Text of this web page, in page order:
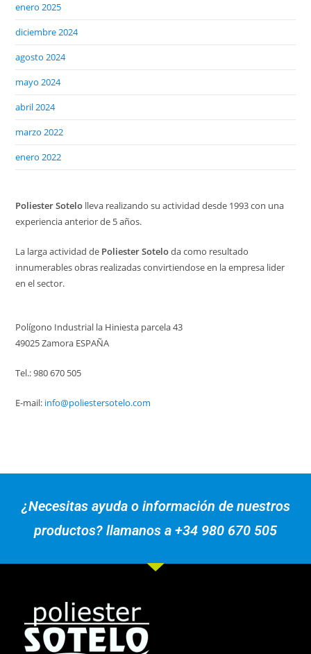
enero 2025
diciembre 2024
agosto 2024
mayo 2024
abril 2024
marzo 2022
enero 2022
Poliester Sotelo lleva realizando su actividad desde 1993 con una
experiencia anterior de 5 años.
La larga actividad de Poliester Soteloda como resultado
innumerables obras realizadas convirtiendose en la empresa lider
en el sector.
Polígono Industrial la Hiniesta parcela 43
49025 Zamora ESPAÑA
Tel.: 980 670 505
E-mail: info@poliestersotelo.com
¿Necesitas ayuda o información de nuestros
productos? llamanos a +34 980 670 505